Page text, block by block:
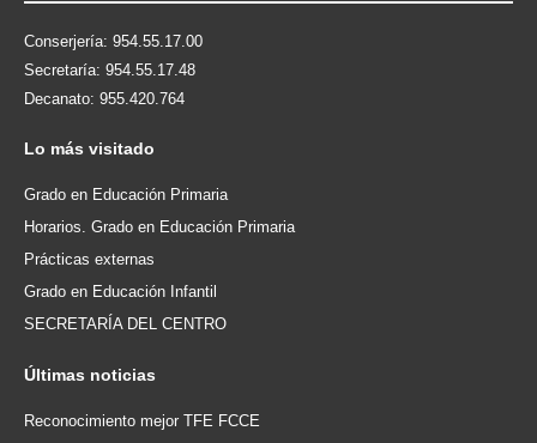
Conserjería: 954.55.17.00
Secretaría: 954.55.17.48
Decanato: 955.420.764
Lo más visitado
Grado en Educación Primaria
Horarios. Grado en Educación Primaria
Prácticas externas
Grado en Educación Infantil
SECRETARÍA DEL CENTRO
Últimas noticias
Reconocimiento mejor TFE FCCE